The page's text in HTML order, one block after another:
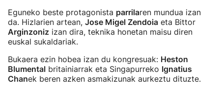
Eguneko beste protagonista parrilaren mundua izan
da. Hizlarien artean, Jose Migel Zendoia eta Bittor
Arginzoniz izan dira, teknika honetan maisu diren
euskal sukaldariak.
Bukaera ezin hobea izan du kongresuak: Heston
Blumental britainiarrak eta Singapurreko Ignatius
Chanek beren azken asmakizunak aurkeztu dituzte.